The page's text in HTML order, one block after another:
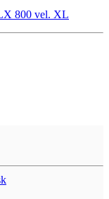
800 vel. XL